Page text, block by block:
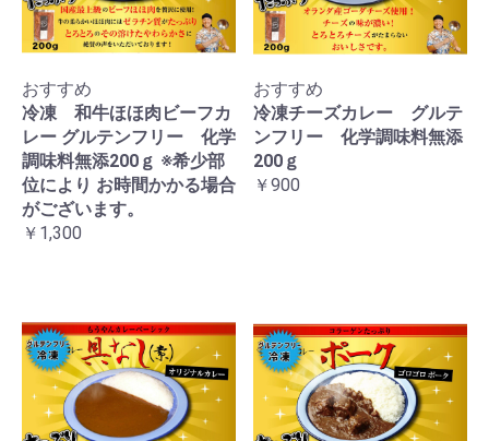
おすすめ
冷凍 和牛ほほ肉ビーフカ
レー グルテンフリー 化学
調味料無添200ｇ ※希少部
位により お時間かかる場合
がございます。
￥1,300
おすすめ
冷凍チーズカレー グルテ
ンフリー 化学調味料無添
200ｇ
￥900